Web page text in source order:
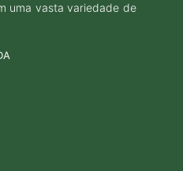
uma vasta variedade de